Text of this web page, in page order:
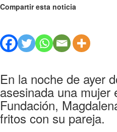
Compartir esta noticia
En la noche de ayer
asesinada una mujer
Fundación,
fritos con su pareja.